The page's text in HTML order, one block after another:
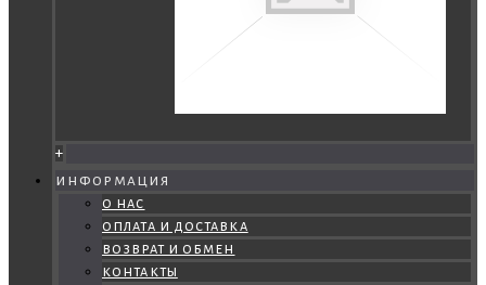
+
информация
о нас
оплата и доставка
возврат и обмен
контакты